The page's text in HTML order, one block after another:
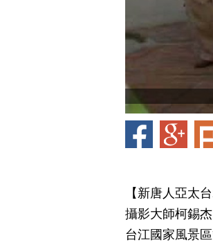
【新唐人亞太
攝影大師柯錫
台江國家風景